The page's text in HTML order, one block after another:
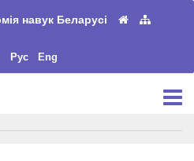
навук Беларусі
Рус Eng